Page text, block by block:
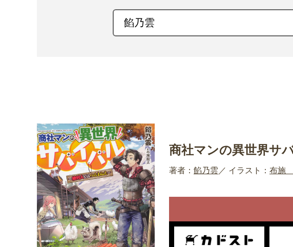
商社マンの異世界サ
著者： 餡乃雲 イラスト： 布施